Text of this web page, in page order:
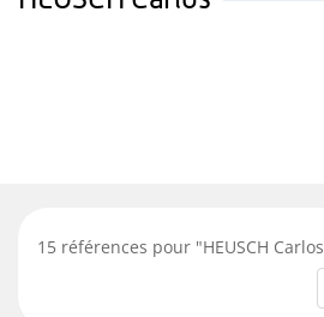
15 références pour "HEUSCH Carlos